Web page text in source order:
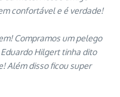
confortável e é verdade!
Compramos um pelego
Hilgert tinha dito
Além disso ficou super